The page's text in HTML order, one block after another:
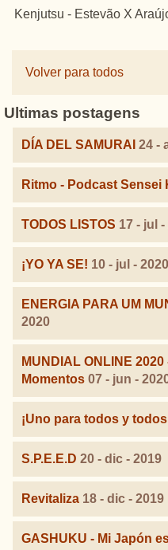
Kenjutsu - Estevão X
Volver para todos
Ultimas postagens
DÍA DEL SAMURAI 24 -
Ritmo - Podcast Sensei
TODOS LISTOS 17 - jul -
¡YO YA SE! 10 - jul - 2020
ENERGIA PARA UM
2020
MUNDIAL ONLINE
Momentos 07 - jun -
¡Uno para todos y
S.P.E.E.D 20 - dic - 2019
Revitaliza 18 - dic - 2019
GASHUKU - Mi Japón